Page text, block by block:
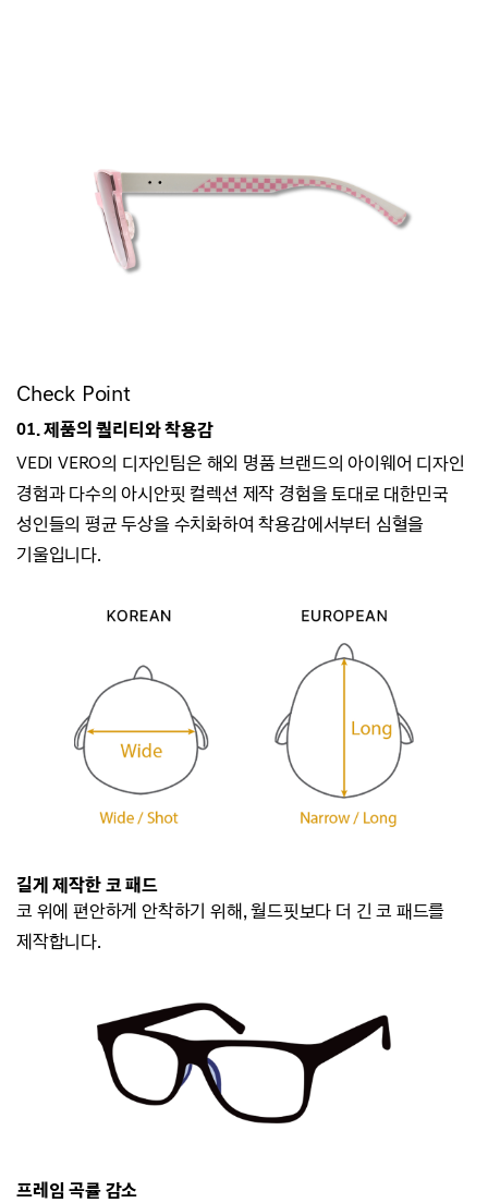
Check Point
01. 제품의 퀄리티와 착용감
VEDI VERO의 디자인팀은 해외 명품 브랜드의 아이웨어 디자인
경험과 다수의 아시안핏 컬렉션 제작 경험을 토대로 대한민국
성인들의 평균 두상을 수치화하여착용감에서부터 심혈을
기울입니다.
길게 제작한 코 패드
코 위에 편안하게 안착하기 위해, 월드핏보다 더 긴 코 패드를
제작합니다.
프레임 곡률 감소